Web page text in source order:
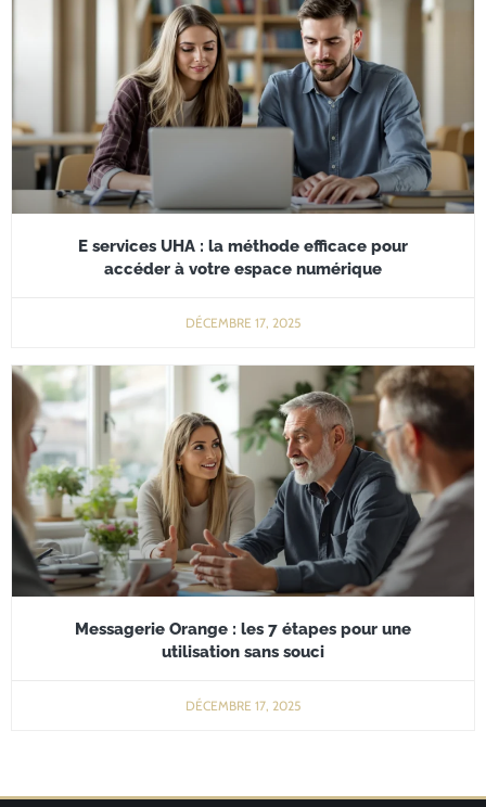
E services UHA : la méthode efficace pour
accéder à votre espace numérique
DÉCEMBRE 17, 2025
Messagerie Orange : les 7 étapes pour une
utilisation sans souci
DÉCEMBRE 17, 2025